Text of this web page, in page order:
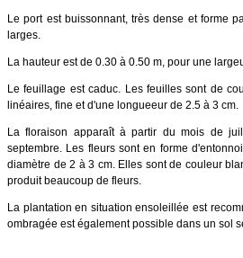
Le port est buissonnant, très dense et forme
larges.
La hauteur est de 0.30 à 0.50 m, pour une
Le feuillage est caduc. Les feuilles sont de
linéaires, fine et d'une longueeur de 2.5 à 3 cm.
La floraison apparaît à partir du mois de
septembre. Les fleurs sont en forme
diamètre de 2 à 3 cm. Elles sont de couleur
produit beaucoup de fleurs.
La plantation en situation ensoleillée est
ombragée est également possible dans un sol